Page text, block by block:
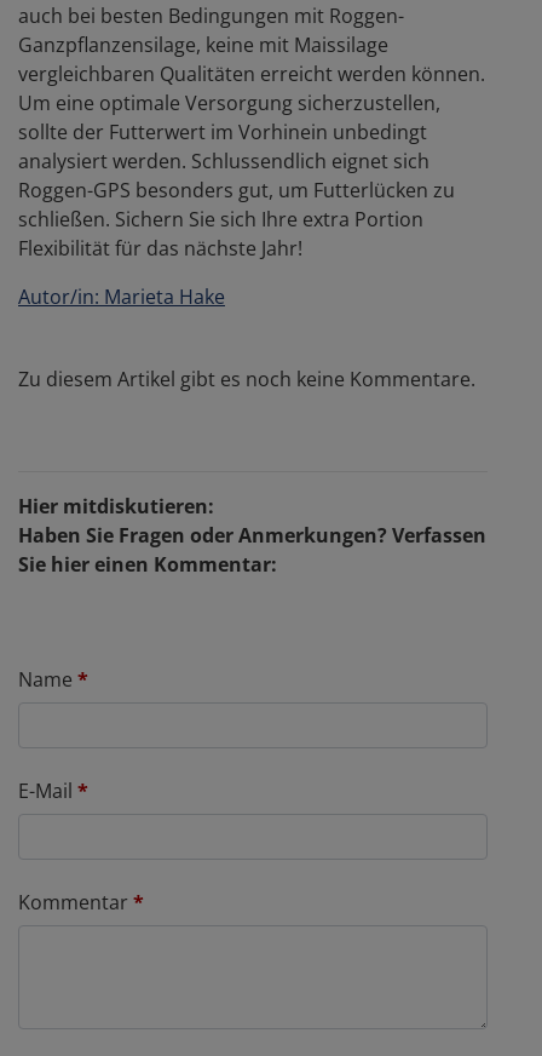
auch bei besten Bedingungen mit Roggen-
Ganzpflanzensilage, keine mit Maissilage
vergleichbaren Qualitäten erreicht werden können.
Um eine optimale Versorgung sicherzustellen,
sollte der Futterwert im Vorhinein unbedingt
analysiert werden. Schlussendlich eignet sich
Roggen-GPS besonders gut, um Futterlücken zu
schließen. Sichern Sie sich Ihre extra Portion
Flexibilität für das nächste Jahr!
Autor/in: Marieta Hake
Zu diesem Artikel gibt es noch keine Kommentare.
Hier mitdiskutieren:
Haben Sie Fragen oder Anmerkungen? Verfassen
Sie hier einen Kommentar:
Name *
E-Mail *
Kommentar *